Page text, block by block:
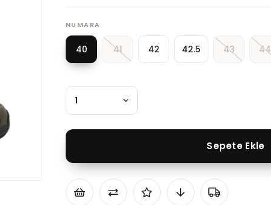
NUMARA
40 41 42 42.5 43 44